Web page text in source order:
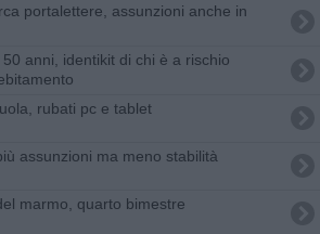
portalettere, assunzioni anche in
50 anni, identikit di chi è a rischio
rubati pc e tablet
assunzioni ma meno stabilità
marmo, quarto bimestre